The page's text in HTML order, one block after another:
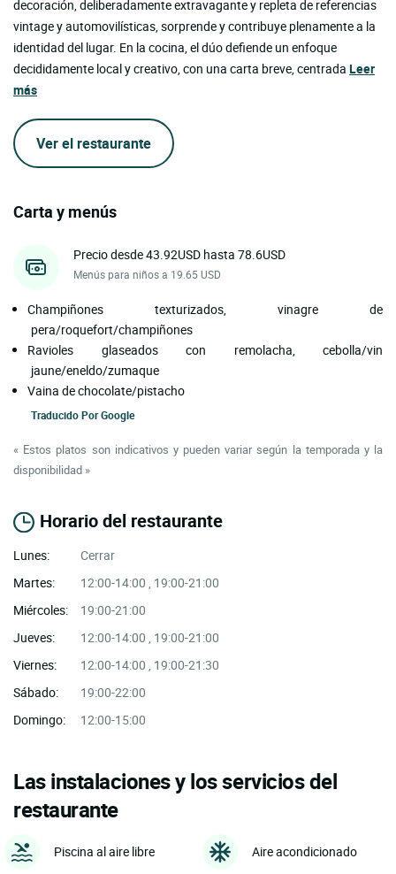
decoración, deliberadamente extravagante y repleta de referencias
vintage y automovilísticas, sorprende y contribuye plenamente a la
identidad del lugar. En la cocina, el dúo defiende un enfoque
decididamente local y creativo, con una carta breve, centrada Leer
más
Ver el restaurante
Carta y menús
Precio desde 43.92USD hasta 78.6USD
Menús para niños a 19.65 USD
Champiñones texturizados, vinagre de
pera/roquefort/champiñones
Ravioles glaseados con remolacha, cebolla/vin
jaune/eneldo/zumaque
Vaina de chocolate/pistacho
Traducido PorGoogle
« Estos platos son indicativos y pueden variar según la temporada y la
disponibilidad »
Horario del restaurante
Lunes:
Cerrar
Martes:
12:00-14:00 , 19:00-21:00
Miércoles:
19:00-21:00
Jueves:
12:00-14:00 , 19:00-21:00
Viernes:
12:00-14:00 , 19:00-21:30
Sábado:
19:00-22:00
Domingo:
12:00-15:00
Las instalaciones y los servicios del
restaurante
Piscina al aire libre Aire acondicionado